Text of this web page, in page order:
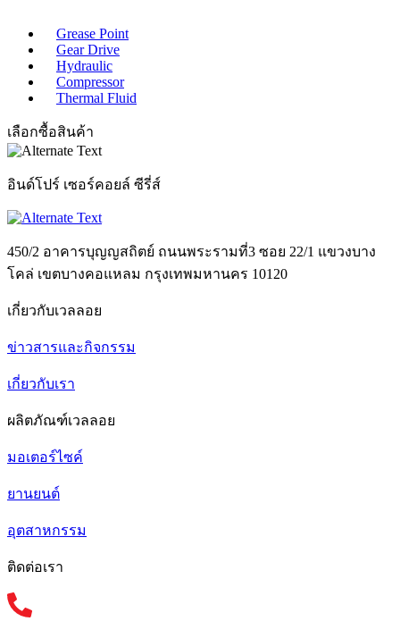
Grease Point
Gear Drive
Hydraulic
Compressor
Thermal Fluid
เลือกซื้อสินค้า
อินด์โปร์ เซอร์คอยล์ ซีรี่ส์
450/2 อาคารบุญญสถิตย์ ถนนพระรามที่3 ซอย 22/1 แขวงบาง
โคล่ เขตบางคอแหลม กรุงเทพมหานคร 10120
เกี่ยวกับเวลลอย
ข่าวสารและกิจกรรม
เกี่ยวกับเรา
ผลิตภัณฑ์เวลลอย
มอเตอร์ไซค์
ยานยนต์
อุตสาหกรรม
ติดต่อเรา